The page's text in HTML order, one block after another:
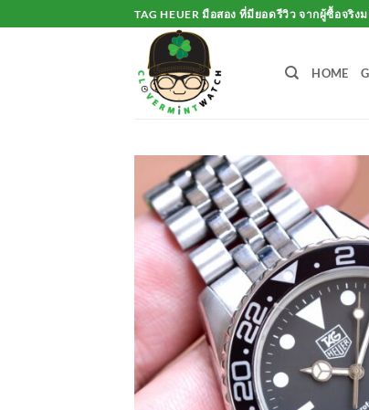
to
TAG HEUER มือสอง ที่มียอดรีวิว จากผู้ซื้อจริง
HOME